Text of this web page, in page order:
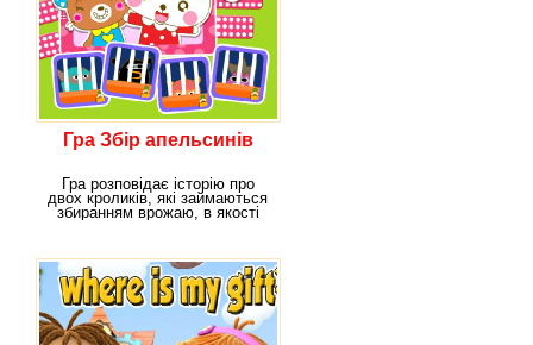
Гра Збір апельсинів
Гра розповідає історію про
двох кроликів, які займаються
збиранням врожаю, в якості